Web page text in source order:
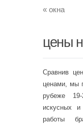
« окна
цены
Сравнив
ценами, мы
рубеже
искусных
работы